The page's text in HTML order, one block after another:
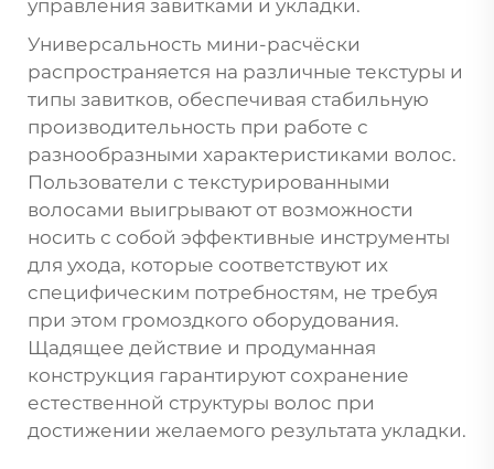
управления завитками и укладки.
Универсальность мини-расчёски
распространяется на различные текстуры и
типы завитков, обеспечивая стабильную
производительность при работе с
разнообразными характеристиками волос.
Пользователи с текстурированными
волосами выигрывают от возможности
носить с собой эффективные инструменты
для ухода, которые соответствуют их
специфическим потребностям, не требуя
при этом громоздкого оборудования.
Щадящее действие и продуманная
конструкция гарантируют сохранение
естественной структуры волос при
достижении желаемого результата укладки.